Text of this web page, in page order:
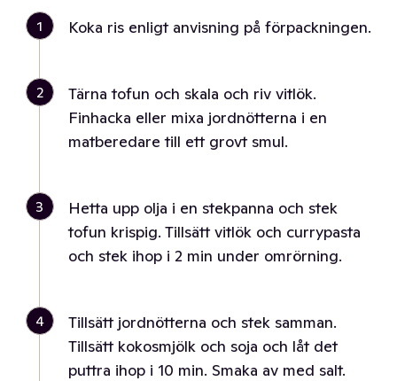
1 Koka ris enligt anvisning på förpackningen.
2
Tärna tofun och skala och riv vitlök.
Finhacka eller mixa jordnötterna i en
matberedare till ett grovt smul.
3
Hetta upp olja i en stekpanna och stek
tofun krispig. Tillsätt vitlök och currypasta
och stek ihop i 2 min under omrörning.
4
Tillsätt jordnötterna och stek samman.
Tillsätt kokosmjölk och soja och låt det
puttra ihop i 10 min. Smaka av med salt.